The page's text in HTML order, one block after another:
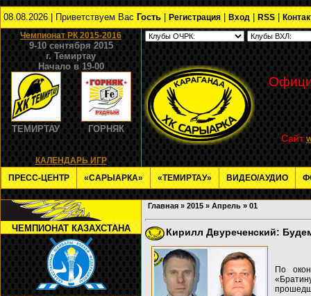
08.08.2026 | Приветствуем Вас Гость Регистрация Вход RSS
Чемпионат РК 2015-2016
9-10 сентября 2015
г. Темиртау
Начало в 19-00
ТЕМИРТАУ ГОРНЯК
КАЛЕНДАРЬ ИГР
Сайт
ПРЕСС-ЦЕНТР «САРЫАРКА» «ТЕМИРТАУ» ВИДЕО/АУДИО
ЧЕМПИОНАТ КАЗАХСТАНА
Главная » 2015 » Апрель » 01
Кирилл Двуреченский:
По